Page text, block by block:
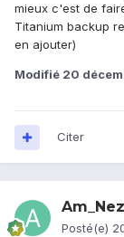
mieux c'est de
Titanium backup
en ajouter)
Modifié 20
Citer
Posté(e)